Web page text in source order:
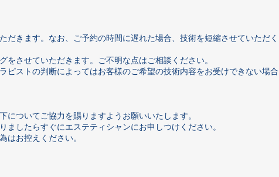
だきます。なお、ご予約の時間に遅れた場合、技術を短縮させていただく
をさせていただきます。ご不明な点はご相談ください。
ピストの判断によってはお客様のご希望の技術内容をお受けできない場合
ついてご協力を賜りますようお願いいたします。
ましたらすぐにエステティシャンにお申しつけください。
はお控えください。